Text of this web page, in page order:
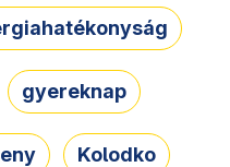
gyereknap
Kolodko